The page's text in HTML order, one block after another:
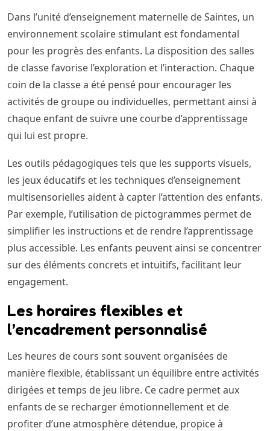
Dans l’unité d’enseignement maternelle de Saintes, un
environnement scolaire stimulant est fondamental
pour les progrès des enfants. La disposition des salles
de classe favorise l’exploration et l’interaction. Chaque
coin de la classe a été pensé pour encourager les
activités de groupe ou individuelles, permettant ainsi à
chaque enfant de suivre une courbe d’apprentissage
qui lui est propre.
Les outils pédagogiques tels que les supports visuels,
les jeux éducatifs et les techniques d’enseignement
multisensorielles aident à capter l’attention des enfants.
Par exemple, l’utilisation de pictogrammes permet de
simplifier les instructions et de rendre l’apprentissage
plus accessible. Les enfants peuvent ainsi se concentrer
sur des éléments concrets et intuitifs, facilitant leur
engagement.
Les horaires flexibles et
l’encadrement personnalisé
Les heures de cours sont souvent organisées de
manière flexible, établissant un équilibre entre activités
dirigées et temps de jeu libre. Ce cadre permet aux
enfants de se recharger émotionnellement et de
profiter d’une atmosphère détendue, propice à